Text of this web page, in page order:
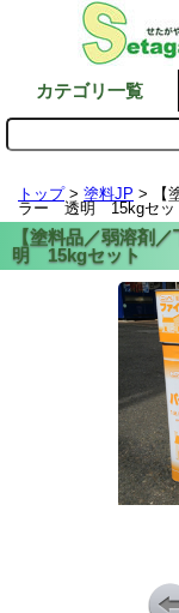
カテゴリ一覧
トップ> 塗料JP > 【
ラー 透明 15kgセッ